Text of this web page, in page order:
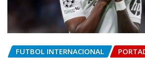
FUTBOL INTERNACIONAL